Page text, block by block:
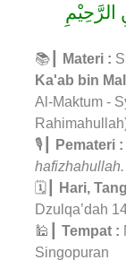
الرَّحِيْمِ
📚┃ Materi :
Ka'ab bin
Al-Maktum -
🎙┃
Pemateri :
hafizhahullah.
🗓️┃
Hari,
Dzulqa’dah
🕌┃ Tempat :
Singopuran